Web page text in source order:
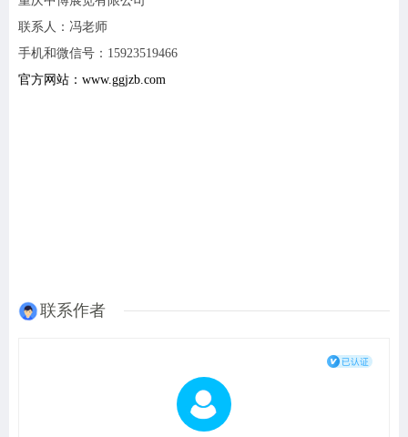
联系人：冯老师
手机和微信号：15923519466
官方网站：www.ggjzb.com
联系作者